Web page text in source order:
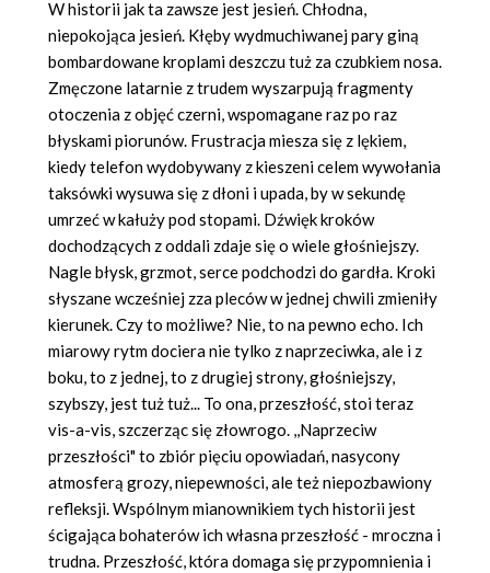
W historii jak ta zawsze jest jesień. Chłodna,
niepokojąca jesień. Kłęby wydmuchiwanej pary giną
bombardowane kroplami deszczu tuż za czubkiem nosa.
Zmęczone latarnie z trudem wyszarpują fragmenty
otoczenia z objęć czerni, wspomagane raz po raz
błyskami piorunów. Frustracja miesza się z lękiem,
kiedy telefon wydobywany z kieszeni celem wywołania
taksówki wysuwa się z dłoni i upada, by w sekundę
umrzeć w kałuży pod stopami. Dźwięk kroków
dochodzących z oddali zdaje się o wiele głośniejszy.
Nagle błysk, grzmot, serce podchodzi do gardła. Kroki
słyszane wcześniej zza pleców w jednej chwili zmieniły
kierunek. Czy to możliwe? Nie, to na pewno echo. Ich
miarowy rytm dociera nie tylko z naprzeciwka, ale i z
boku, to z jednej, to z drugiej strony, głośniejszy,
szybszy, jest tuż tuż... To ona, przeszłość, stoi teraz
vis-a-vis, szczerząc się złowrogo. ,,Naprzeciw
przeszłości" to zbiór pięciu opowiadań, nasycony
atmosferą grozy, niepewności, ale też niepozbawiony
refleksji. Wspólnym mianownikiem tych historii jest
ścigająca bohaterów ich własna przeszłość - mroczna i
trudna. Przeszłość, która domaga się przypomnienia i